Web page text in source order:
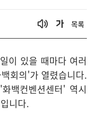
목록
이 있을 때마다 여러
회의'가 열렸습니다.
백컨벤션센터' 역시
니다.